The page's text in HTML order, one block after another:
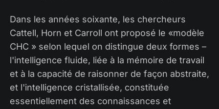
Dans les années soixante, les chercheurs
Cattell, Horn et Carroll ont proposé le «modèle
CHC » selon lequel on distingue deux formes –
l'intelligence fluide, liée à la mémoire de travail
et à la capacité de raisonner de façon abstraite,
et l'intelligence cristallisée, constituée
essentiellement des connaissances et